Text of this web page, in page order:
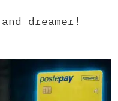
dreamer!